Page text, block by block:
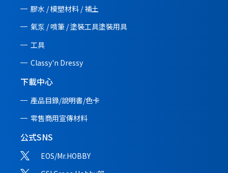
膠水 / 模塑材料 / 補土
氣泵 / 噴筆 / 塗裝工具塗裝用具
工具
Classy'n Dressy
下載中心
產品目錄/說明書/色卡
零售商用宣傳材料
公式SNS
EOS/Mr.HOBBY